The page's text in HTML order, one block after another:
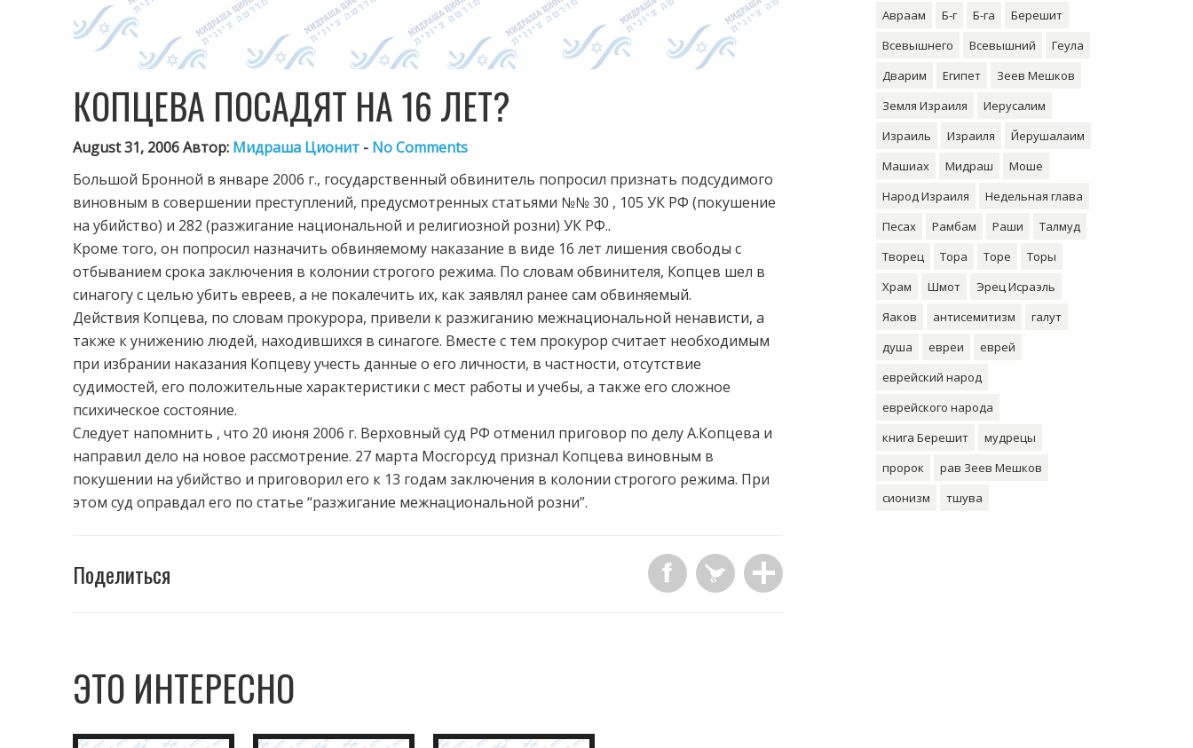
КОПЦЕВА ПОСАДЯТ НА 16 ЛЕТ?
August 31, 2006 Автор: Мидраша Ционит - No Comments
Большой Бронной в январе 2006 г., государственный обвинитель попросил признать подсудимого
виновным в совершении преступлений, предусмотренных статьями №№ 30 , 105 УК РФ (покушение
на убийство) и 282 (разжигание национальной и религиозной розни) УК РФ..
Кроме того, он попросил назначить обвиняемому наказание в виде 16 лет лишения свободы с
отбыванием срока заключения в колонии строгого режима. По словам обвинителя, Копцев шел в
синагогу с целью убить евреев, а не покалечить их, как заявлял ранее сам обвиняемый.
Действия Копцева, по словам прокурора, привели к разжиганию межнациональной ненависти, а
также к унижению людей, находившихся в синагоге. Вместе с тем прокурор считает необходимым
при избрании наказания Копцеву учесть данные о его личности, в частности, отсутствие
судимостей, его положительные характеристики с мест работы и учебы, а также его сложное
психическое состояние.
Следует напомнить , что 20 июня 2006 г. Верховный суд РФ отменил приговор по делу А.Копцева и
направил дело на новое рассмотрение. 27 марта Мосгорсуд признал Копцева виновным в
покушении на убийство и приговорил его к 13 годам заключения в колонии строгого режима. При
этом суд оправдал его по статье “разжигание межнациональной розни”.
Поделиться
ЭТО ИНТЕРЕСНО
Авраам Б-г Б-га
Берешит
Всевышнего
Всевышний
Геула
Дварим
Египет
Зеев Мешков
Земля Израиля
Иерусалим
Израиль
Израиля
Йерушалаим
Машиах
Мидраш
Моше
Народ Израиля
Недельная глава
Песах
Рамбам Раши
Талмуд
Творец
Тора Торе
Торы
Храм
Шмот
Эрец Исраэль
Яаков
антисемитизм
галут
душа
евреи
еврей
еврейский народ
еврейского народа
книга Берешит
мудрецы
пророк
рав Зеев Мешков
сионизм
тшува